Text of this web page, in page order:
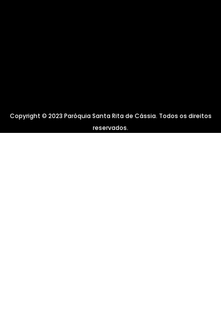
Copyright © 2023 Paróquia Santa Rita de Cássia. Todos os direitos
reservados.